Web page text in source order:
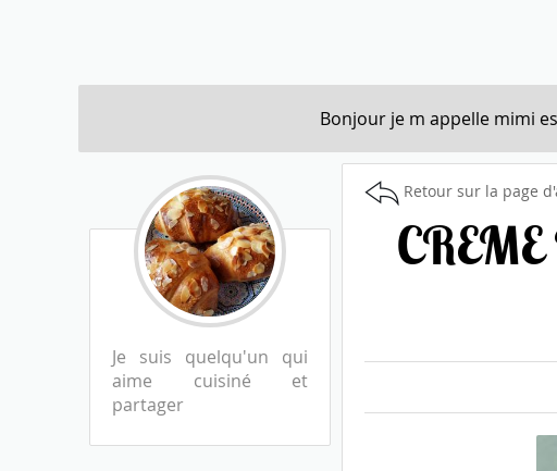
Bonjour je m appelle mimi
Retour sur la page
Je suis quelqu'un qui
aime cuisiné et
partager